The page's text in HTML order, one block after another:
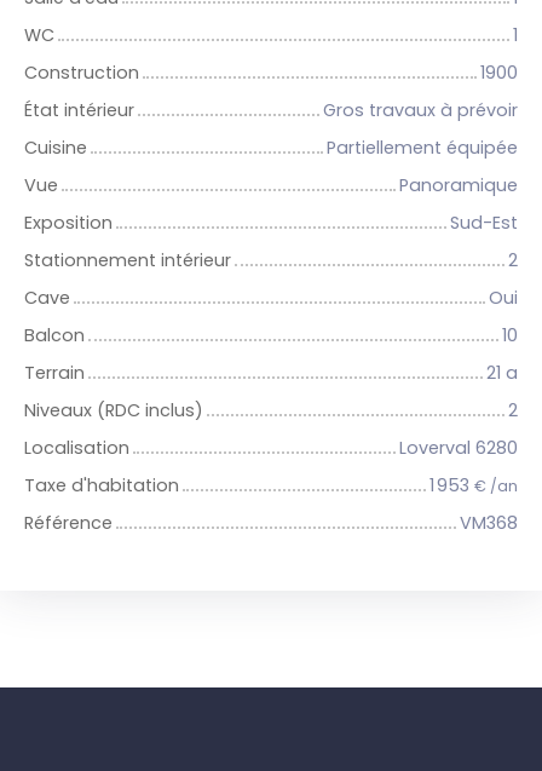
WC
1
Construction
1900
État intérieur
Gros travaux à prévoir
Cuisine
Partiellement équipée
Vue
Panoramique
Exposition
Sud-Est
Stationnement intérieur
2
Cave
Oui
Balcon
10
Terrain
21 a
Niveaux (RDC inclus)
2
Localisation
Loverval 6280
Taxe d'habitation
1 953 € /an
Référence VM368